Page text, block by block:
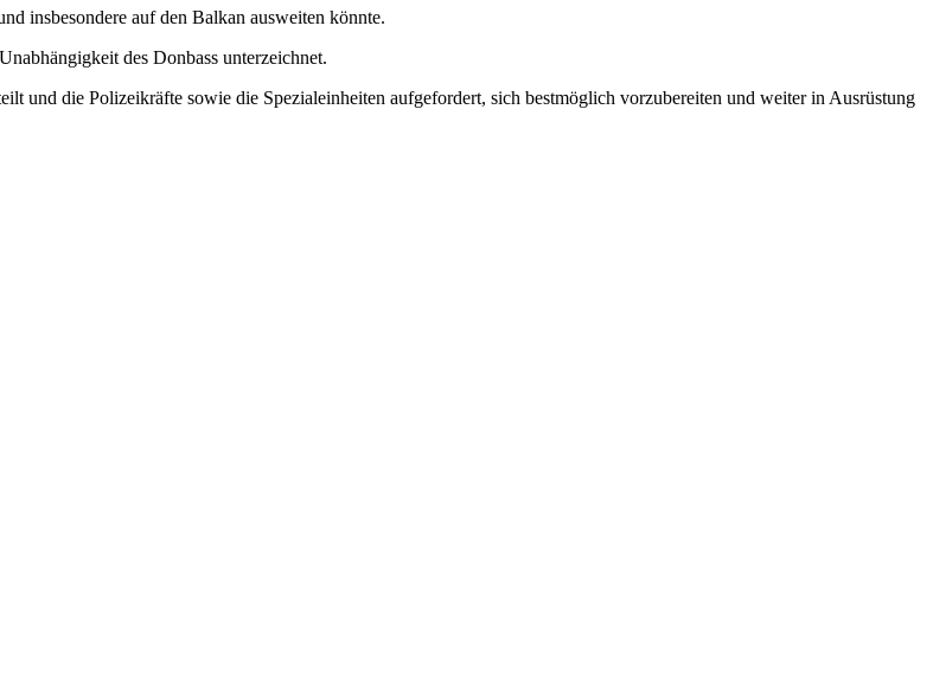
insbesondere auf den Balkan ausweiten könnte.
des Donbass unterzeichnet.
und die Polizeikräfte sowie die Spezialeinheiten aufgefordert, sich bestmöglich vorzubereiten und weiter in Ausrüstung